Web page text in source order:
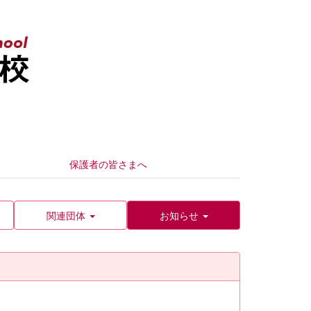
保護者の皆さまへ
関連団体 お知らせ